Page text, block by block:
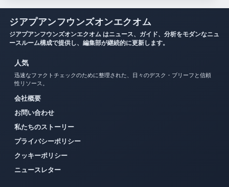
ジアプアンフウンズオンエクオム
ジアプアンフウンズオンエクオム はニュース、ガイド、分析をモダンなニュ
ースルーム構成で提供し、編集部が継続的に更新します。
人気
迅速なファクトチェックのために整理された、日々のデスク・ブリーフと信頼
性リソース。
会社概要
お問い合わせ
私たちのストーリー
プライバシーポリシー
クッキーポリシー
ニュースレター